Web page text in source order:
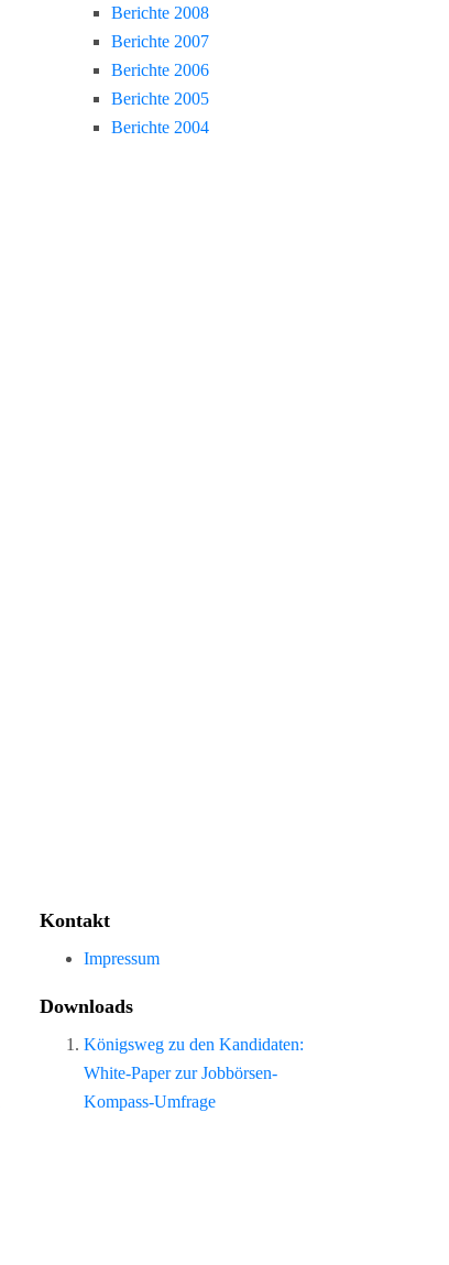
Berichte 2008
Berichte 2007
Berichte 2006
Berichte 2005
Berichte 2004
Kontakt
Impressum
Downloads
Königsweg zu den Kandidaten:
White-Paper zur Jobbörsen-
Kompass-Umfrage